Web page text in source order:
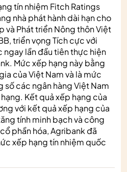
tín nhiệm Fitch Ratings
nhà phát hành dài hạn cho
và Phát triển Nông thôn Việt
triển vọng Tích cực với
lần đầu tiên thực hiện
Mức xếp hạng này bằng
của Việt Nam và là mức
số các ngân hàng Việt Nam
Kết quả xếp hạng của
với kết quả xếp hạng của
tính minh bạch và công
phần hóa, Agribank đã
xếp hạng tín nhiệm quốc